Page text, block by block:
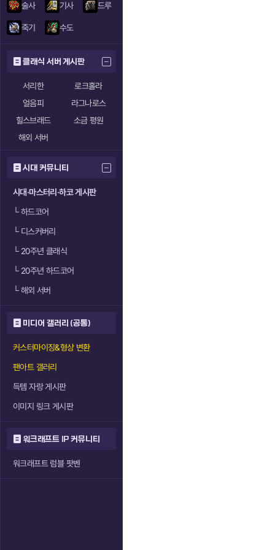
술사 기사 드루
죽기 수도
클래식 서버 게시판
서리한
로크홀라
얼음피
라그나로스
힐스브래드
소금 평원
해외 서버
시대 커뮤니티
시대·마스터리·하코 게시판
└하드코어
└디스커버리
└20주년 클래식
└20주년 하드코어
└해외 서버
미디어 갤러리 (공통)
커스터마이징&형상 변환
팬아트 갤러리
득템 자랑 게시판
이미지 링크 게시판
워크래프트 IP 커뮤니티
워크래프트 럼블 팟벤